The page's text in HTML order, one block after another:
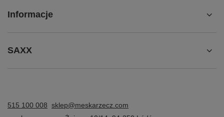
Informacje
SAXX
515 100 008 sklep@meskarzecz.com